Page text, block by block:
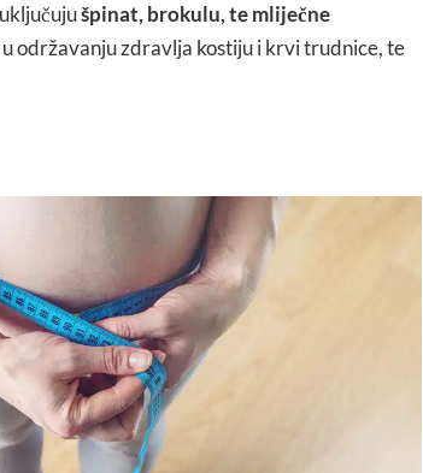
špinat, brokulu, te mliječne
održavanju zdravlja kostiju i krvi trudnice, te